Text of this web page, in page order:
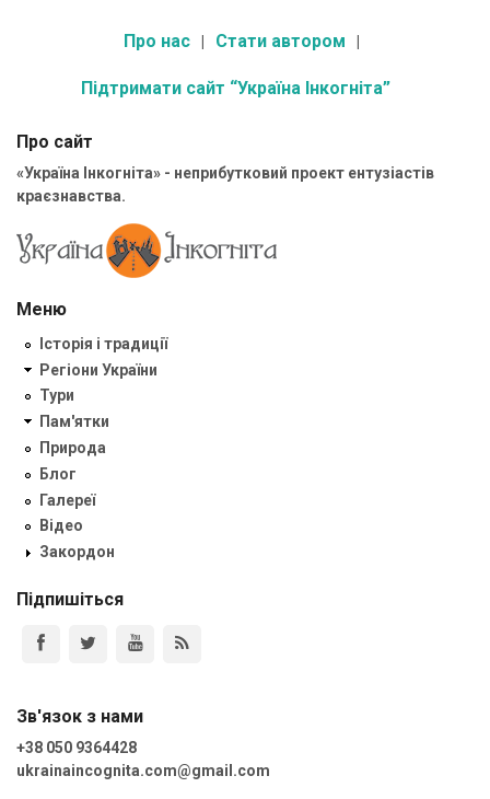
Про нас Стати автором
Підтримати сайт “Україна Інкогніта”
Про сайт
«Україна Інкогніта» - неприбутковий проект ентузіастів
краєзнавства.
Меню
Історія і традиції
Регіони України
Тури
Пам'ятки
Природа
Блог
Галереї
Відео
Закордон
Підпишіться
Зв'язок з нами
+38 050 9364428
ukrainaincognita.com@gmail.com